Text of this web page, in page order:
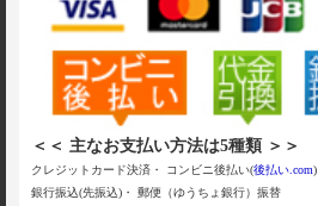
＜＜ 主なお支払い方法は5種類 ＞＞
クレジットカード決済・ コンビニ後払い(後払い.com)
銀行振込(先振込)・ 郵便（ゆうちょ銀行）振替